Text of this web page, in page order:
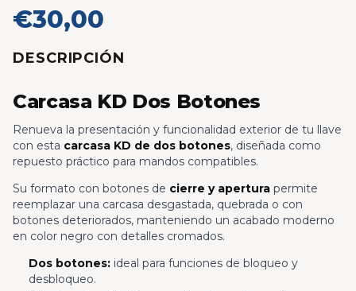
€30,00
DESCRIPCIÓN
Carcasa KD Dos Botones
Renueva la presentación y funcionalidad exterior de tu llave
con esta carcasa KD de dos botones, diseñada como
repuesto práctico para mandos compatibles.
Su formato con botones de cierre y apertura permite
reemplazar una carcasa desgastada, quebrada o con
botones deteriorados, manteniendo un acabado moderno
en color negro con detalles cromados.
Dos botones:ideal para funciones de bloqueo y
desbloqueo.